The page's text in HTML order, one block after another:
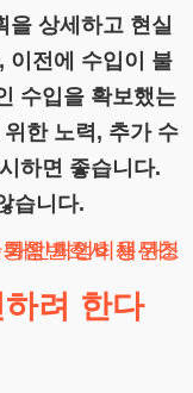
을 상세하고 현실
이전에 수입이 불
수입을 확보했는
한 노력, 추가 수
하면 좋습니다.
습니다.
생변호사
개인회생비용
합 개인회생신청
려 한다